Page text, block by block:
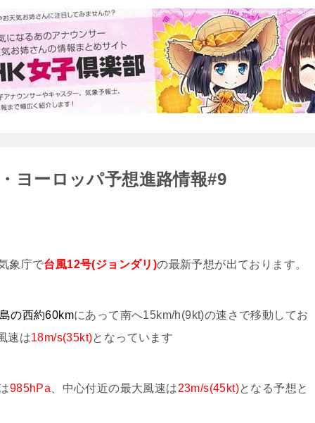
ヨーロッパ予想進路情報#9
象庁で台風12号(ジョンダリ)の最新予想が出ております。
の西約60kmにあって南へ15km/h(9kt)の速さで移動してお
速は18m/s(35kt)となっています
985hPa 、中心付近の最大風速は23m/s(45kt)となる予想と